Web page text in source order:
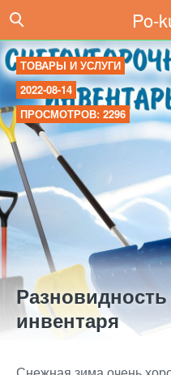
Po-
ТОВАРЫ И УСЛУГИ
2022-08-14
ПРОСМОТРОВ: 2296
инвентаря